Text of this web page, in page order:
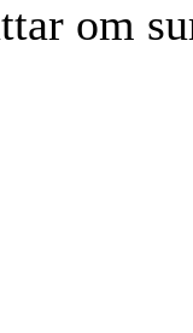
om